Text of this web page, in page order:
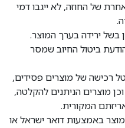
של החוזה, לא ייגבו דמי
ביטול החיוב שמסר
רכישה של מוצרים פסידים,
מוצרים הניתנים להקלטה,
המקורית.
באמצעות דואר ישראל או